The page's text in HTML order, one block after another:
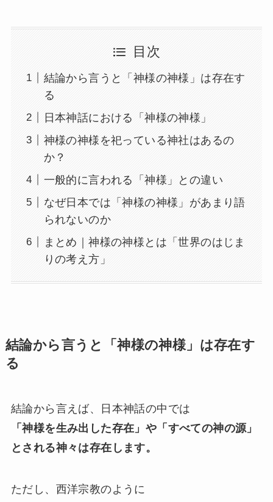
目次
結論から言うと「神様の神様」は存在す
る
日本神話における「神様の神様」
神様の神様を祀っている神社はあるの
か？
一般的に言われる「神様」との違い
なぜ日本では「神様の神様」があまり語
られないのか
まとめ｜神様の神様とは「世界のはじま
りの考え方」
結論から言うと「神様の神様」は存在す
る
結論から言えば、日本神話の中では
「神様を生み出した存在」や「すべての神の源」
とされる神々は存在します。
ただし、西洋宗教のように